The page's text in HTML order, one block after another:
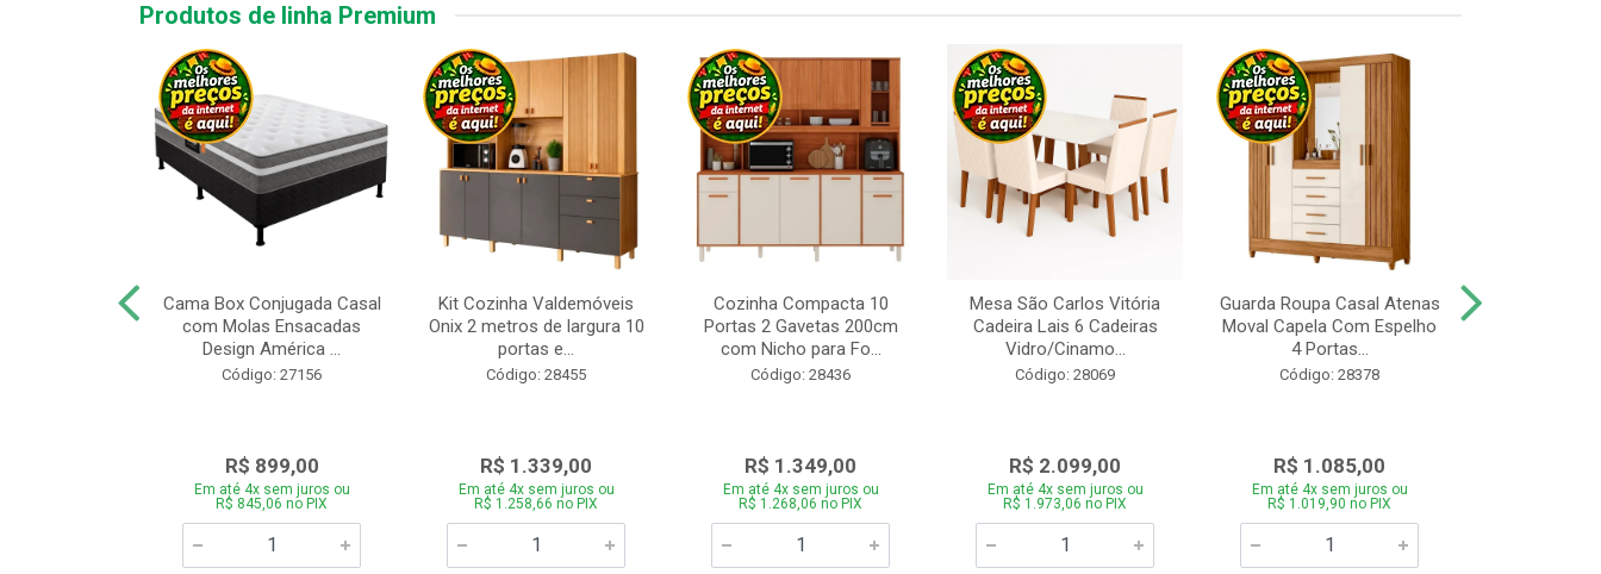
Produtos de linha Premium
Cama Box Conjugada Casal
com Molas Ensacadas
Design América ...
Código: 27156
R$ 899,00
Em até 4x sem juros ou
R$ 845,06 no PIX
Kit Cozinha Valdemóveis
Onix 2 metros de largura 10
portas e...
Código: 28455
R$ 1.339,00
Em até 4x sem juros ou
R$ 1.258,66 no PIX
Cozinha Compacta 10
Portas 2 Gavetas 200cm
com Nicho para Fo...
Código: 28436
R$ 1.349,00
Em até 4x sem juros ou
R$ 1.268,06 no PIX
Mesa São Carlos Vitória
Cadeira Lais 6 Cadeiras
Vidro/Cinamo...
Código: 28069
R$ 2.099,00
Em até 4x sem juros ou
R$ 1.973,06 no PIX
Guarda Roupa Casal Atenas
Moval Capela Com Espelho
4 Portas...
Código: 28378
R$ 1.085,00
Em até 4x sem juros ou
R$ 1.019,90 no PIX